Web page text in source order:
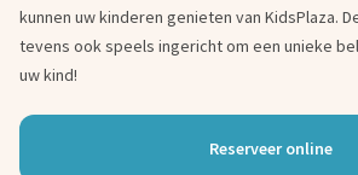
kunnen uw kinderen genieten van KidsPlaza.
tevens ook speels ingericht om een unieke
uw kind!
Reserveer online